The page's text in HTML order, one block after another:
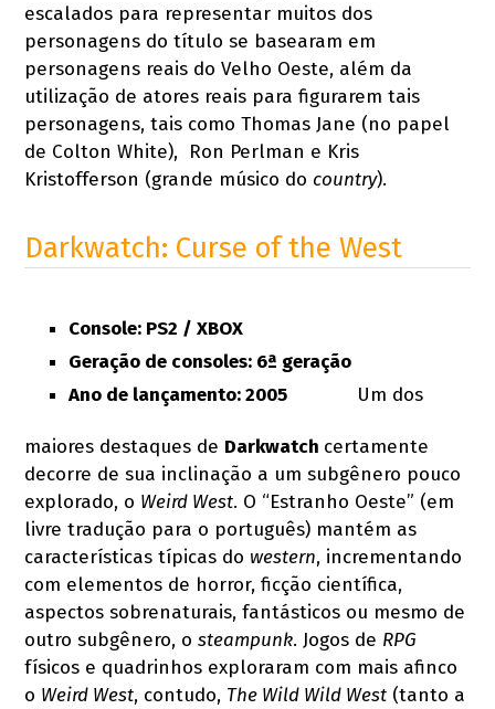
escalados para representar muitos dos
personagens do título se basearam em
personagens reais do Velho Oeste, além da
utilização de atores reais para figurarem tais
personagens, tais como Thomas Jane (no papel
de Colton White), Ron Perlman e Kris
Kristofferson (grande músico do country).
Darkwatch: Curse of the West
Console: PS2 / XBOX
Geração de consoles: 6ª geração
Ano de lançamento: 2005
Um dos
maiores destaques de Darkwatch certamente
decorre de sua inclinação a um subgênero pouco
explorado, o Weird West. O “Estranho Oeste” (em
livre tradução para o português) mantém as
características típicas do western, incrementando
com elementos de horror, ficção científica,
aspectos sobrenaturais, fantásticos ou mesmo de
outro subgênero, osteampunk. Jogos de RPG
físicos e quadrinhos exploraram com mais afinco
o Weird West, contudo, The Wild Wild West (tanto a